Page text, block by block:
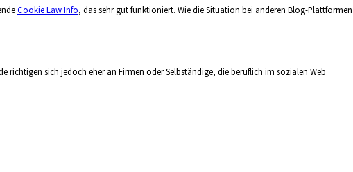
Cookie Law Info, das sehr gut funktioniert. Wie die Situation bei anderen Blog-Plattformen
richtigen sich jedoch eher an Firmen oder Selbständige, die beruflich im sozialen Web